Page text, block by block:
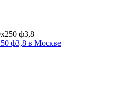
ф3,8 в Москве